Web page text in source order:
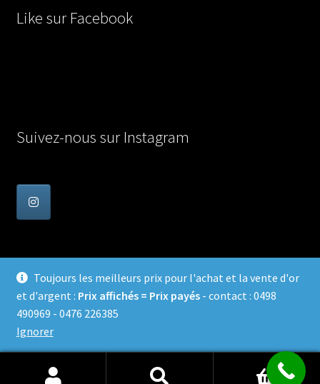
Toujours les meilleurs prix pour l'achat et la vente d'or
et d'argent : Prix affichés = Prix payés- contact : 0498
490969 - 0476 226385
Ignorer
Like sur Facebook
Suivez-nous sur Instagram
© Achat Or en Belgique 2026
Confidentialité
Built with WooCommerce
0